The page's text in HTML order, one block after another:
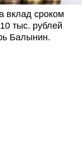
вклад сроком
тыс. рублей
Балынин.